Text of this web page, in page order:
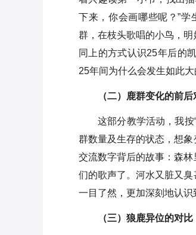
下来，你会画哪些呢？”
群，在枝头歌唱的小鸟，
同上的方式认识25年后的
25年间为什么会发生如此
（二）鹿群变化的前后
这部分教学活动，我
群数量及生存的状态，想
交流数字背后的故事：森
们的歌声了。河水又脏又
一目了然，更加深刻地认识
（三）狼鹿异位的对比